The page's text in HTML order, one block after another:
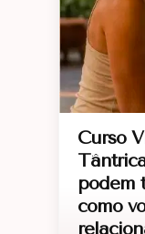
Curso
podem
como